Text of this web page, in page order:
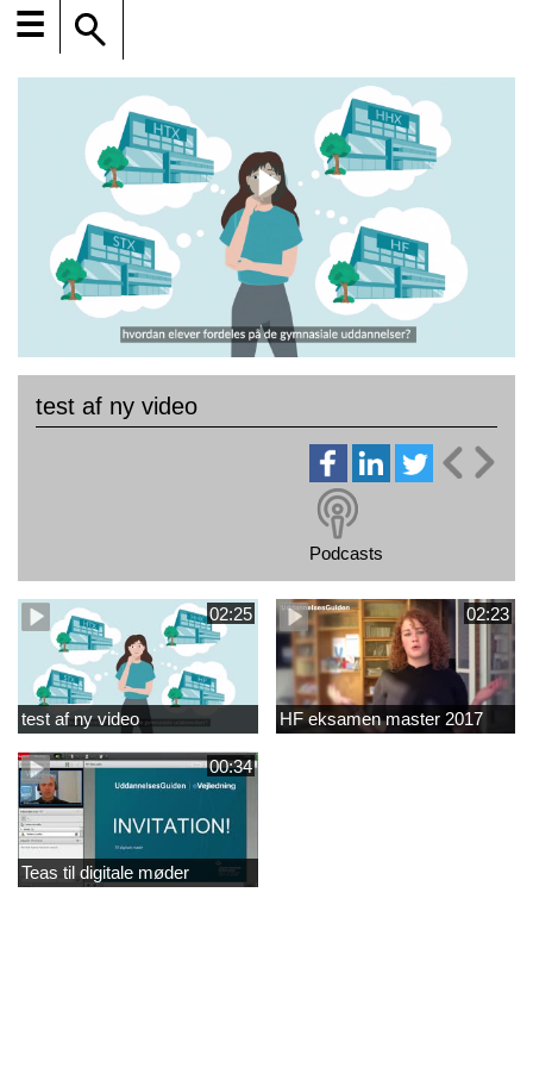
☰
test af ny video
Podcasts
02:25
test af ny video
02:23
HF eksamen master 2017
00:34
Teas til digitale møder